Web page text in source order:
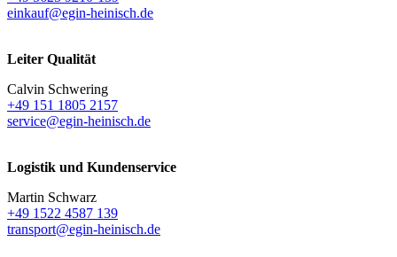
einkauf@egin-heinisch.de
Leiter Qualität
Calvin Schwering
+49 151 1805 2157
service@egin-heinisch.de
Logistik und Kundenservice
Martin Schwarz
+49 1522 4587 139
transport@egin-heinisch.de